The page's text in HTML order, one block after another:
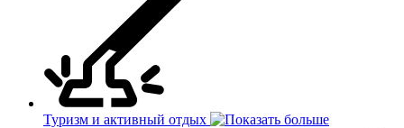
Туризм и активный отдых